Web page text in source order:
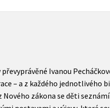
Ivanou
– a z každého jednotlivého
Nového zákona se děti